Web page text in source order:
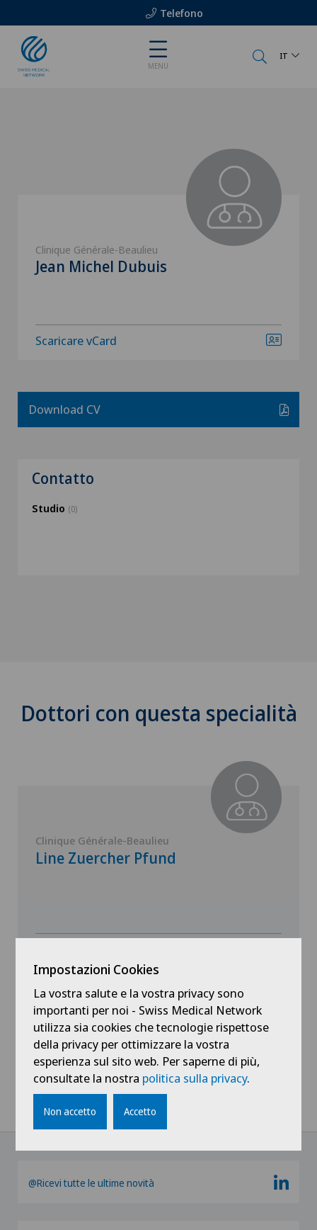
Telefono
MENU
IT
Clinique Générale-Beaulieu
Jean Michel Dubuis
Scaricare vCard
Download CV
Contatto
Studio (0)
Dottori con questa specialità
Clinique Générale-Beaulieu
Line Zuercher Pfund
Mostra tutto
@Ricevi tutte le ultime novità
Impostazioni Cookies
La vostra salute e la vostra privacy sono
importanti per noi - Swiss Medical Network
utilizza sia cookies che tecnologie rispettose
della privacy per ottimizzare la vostra
esperienza sul sito web. Per saperne di più,
consultate la nostra politica sulla privacy.
Non accetto Accetto